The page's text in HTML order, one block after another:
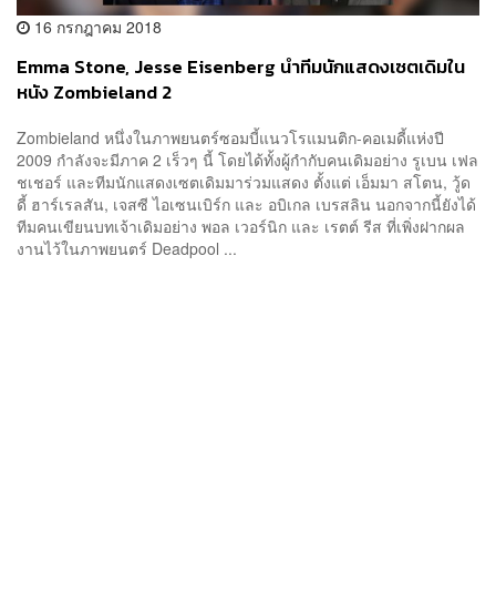
16 กรกฎาคม 2018
Emma Stone, Jesse Eisenberg นำทีมนักแสดงเซตเดิมใน
หนัง Zombieland 2
Zombieland หนึ่งในภาพยนตร์ซอมบี้แนวโรแมนติก-คอเมดี้แห่งปี
2009 กำลังจะมีภาค 2 เร็วๆ นี้ โดยได้ทั้งผู้กำกับคนเดิมอย่าง รูเบน เฟล
ชเชอร์ และทีมนักแสดงเซตเดิมมาร่วมแสดง ตั้งแต่ เอ็มมา สโตน, วู้ด
ดี้ ฮาร์เรลสัน, เจสซี ไอเซนเบิร์ก และ อบิเกล เบรสลิน นอกจากนี้ยังได้
ทีมคนเขียนบทเจ้าเดิมอย่าง พอล เวอร์นิก และ เรตต์ รีส ที่เพิ่งฝากผล
งานไว้ในภาพยนตร์ Deadpool ...